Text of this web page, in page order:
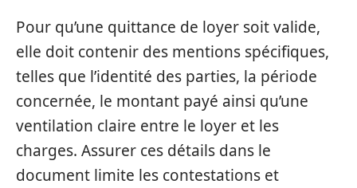
Pour qu’une quittance de loyer soit valide,
elle doit contenir des mentions spécifiques,
telles que l’identité des parties, la période
concernée, le montant payé ainsi qu’une
ventilation claire entre le loyer et les
charges. Assurer ces détails dans le
document limite les contestations et